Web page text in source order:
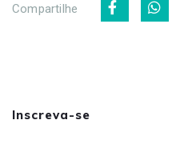
Compartilhe
Inscreva-se